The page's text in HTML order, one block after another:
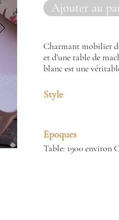
OUT OF
Ajouter au
Charmant mobilier
et d’une table de
blanc est une
Style
Epoques
Table: 1900 environ